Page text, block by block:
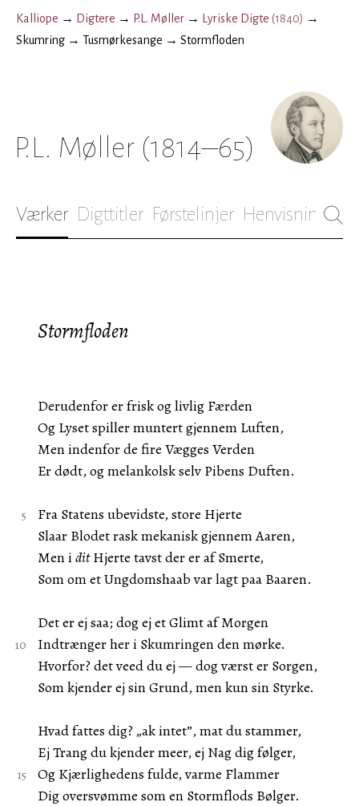
Kalliope → Digtere → P.L. Møller → Lyriske Digte (1840) →
Skumring → Tusmørkesange → Stormfloden
P.L. Møller (1814–65)
Værker Digttitler Førstelinjer Henvisninger
Stormfloden
Derudenfor er frisk og livlig Færden
Og Lyset spiller muntert gjennem Luften,
Men indenfor de fire Vægges Verden
Er dødt, og melankolsk selv Pibens Duften.
Fra Statens ubevidste, store Hjerte
Slaar Blodet rask mekanisk gjennem Aaren,
Men i ditHjerte tavst der er af Smerte,
Som om et Ungdomshaab var lagt paa Baaren.
Det er ej saa; dog ej et Glimt af Morgen
Indtrænger her i Skumringen den mørke.
Hvorfor? det veed du ej — dog værst er Sorgen,
Som kjender ej sin Grund, men kun sin Styrke.
Hvad fattes dig? „ak intet”, mat du stammer,
Ej Trang du kjender meer, ej Nag dig følger,
Og Kjærlighedens fulde, varme Flammer
Dig oversvømme som en Stormflods Bølger.